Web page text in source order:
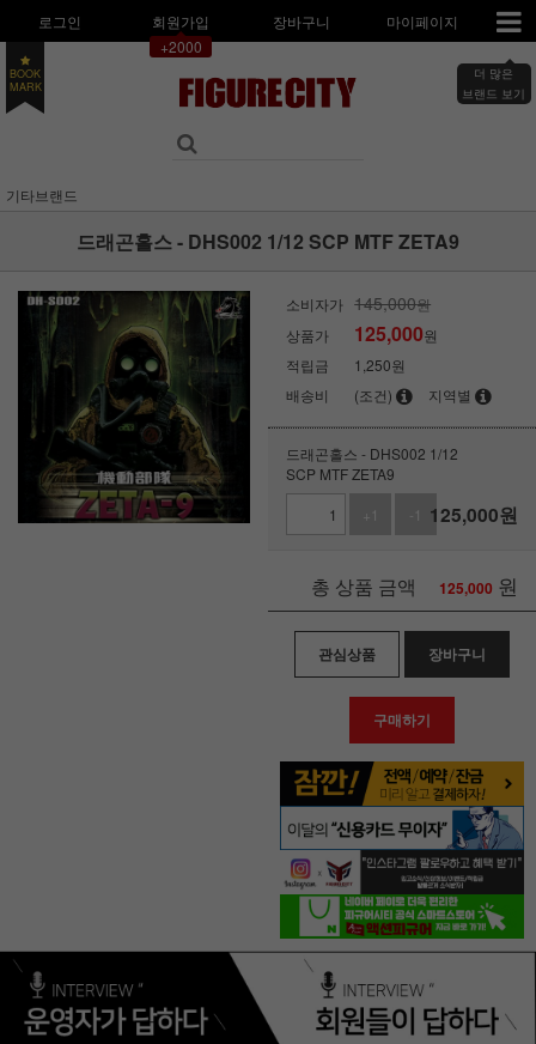
로그인
회원가입
+2000
장바구니 마이페이지
더 많은
브랜드 보기
BOOK
MARK
기타브랜드
드래곤홀스 - DHS002 1/12 SCP MTF ZETA9
소비자가 145,000원
상품가
125,000원
적립금
1,250원
배송비
(조건) 지역별
드래곤홀스 - DHS002 1/12
SCP MTF ZETA9
+1
-1 125,000원
총 상품 금액 125,000 원
관심상품 장바구니
구매하기